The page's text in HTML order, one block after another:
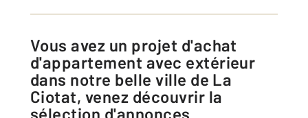
Vous avez un projet d'achat
d'appartement avec extérieur
dans notre belle ville de La
Ciotat, venez découvrir la
sélection d'annonces